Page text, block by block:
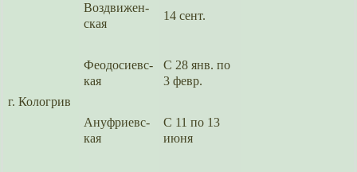
г. Кологрив
Воздвижен­
ская
14 сент.
Феодосиевс­
кая
С 28 янв. по
3 февр.
Ануфриевс­
кая
С 11 по 13
июня